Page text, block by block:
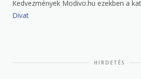
Kedvezmények Modivo.hu ezekben a
Divat
HIRDETÉS